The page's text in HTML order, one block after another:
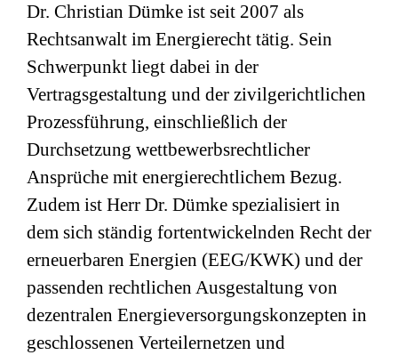
Dr. Christian Dümke ist seit 2007 als
Rechtsanwalt im Energierecht tätig. Sein
Schwerpunkt liegt dabei in der
Vertragsgestaltung und der zivilgerichtlichen
Prozessführung, einschließlich der
Durchsetzung wettbewerbsrechtlicher
Ansprüche mit energierechtlichem Bezug.
Zudem ist Herr Dr. Dümke spezialisiert in
dem sich ständig fortentwickelnden Recht der
erneuerbaren Energien (EEG/KWK) und der
passenden rechtlichen Ausgestaltung von
dezentralen Energieversorgungskonzepten in
geschlossenen Verteilernetzen und